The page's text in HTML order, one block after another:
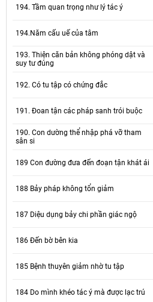
194. Tầm quan trọng như lý tác ý
194.Năm cấu uế của tâm
193. Thiện căn bản không phóng dật và
suy tư đúng
192. Có tu tập có chứng đắc
191. Đoan tận các pháp sanh trói buộc
190. Con dường thể nhập phá vỡ tham
sân si
189 Con đường đưa đến đoạn tận khát ái
188 Bảy pháp không tổn giảm
187 Diệu dụng bảy chi phần giác ngộ
186 Đến bờ bên kia
185 Bệnh thuyên giảm nhờ tu tập
184 Do mình khéo tác ý mà được lạc trú